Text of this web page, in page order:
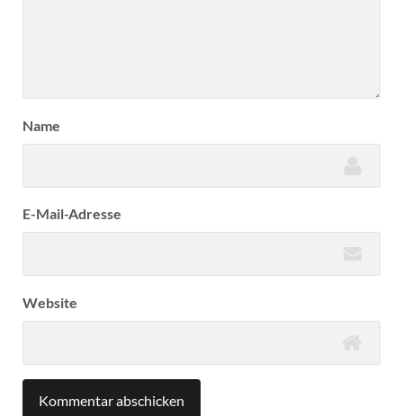
Name
E-Mail-Adresse
Website